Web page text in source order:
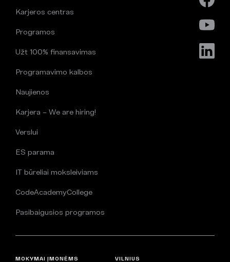
Karjeros centras
Programos
Užt 100% finansavimas
Programavimo kalbos
Naujienos
Karjera – We are hiring!
Verslui
ES parama
IT būreliai moksleiviams
CodeAcademyCollege
Pasibaigusios programos
MOKYMAI ĮMONĖMS VILNIUS